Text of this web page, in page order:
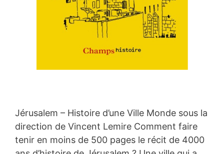
Jérusalem – Histoire d’une Ville Monde sous la
direction de Vincent Lemire Comment faire
tenir en moins de 500 pages le récit de 4000